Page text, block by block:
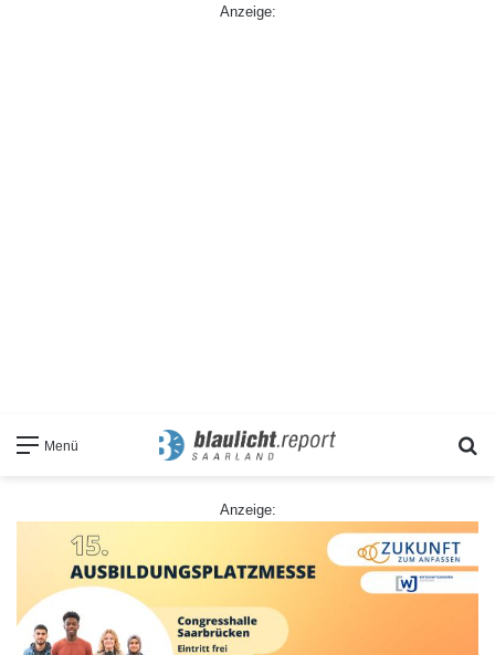
Anzeige:
Menü
Anzeige: